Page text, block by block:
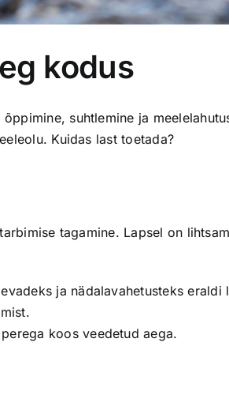
kodus
suhtlemine ja
Kuidas last toetada?
tagamine. Lapsel on
ja nädalavahetusteks eraldi
koos veedetud aega.